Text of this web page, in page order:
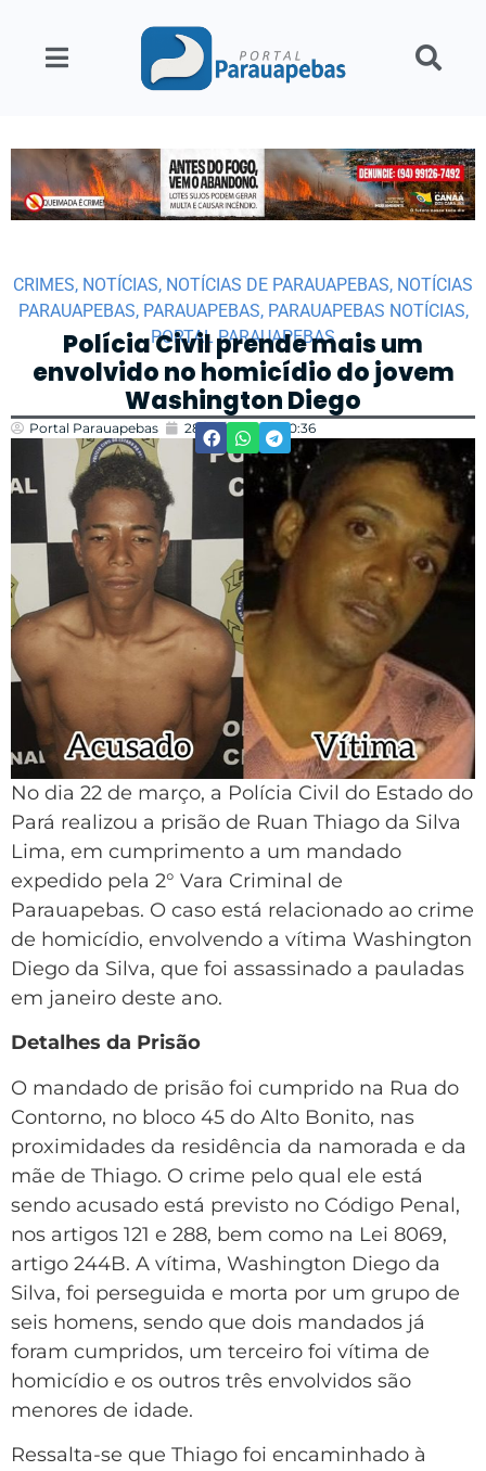
CRIMES, NOTÍCIAS, NOTÍCIAS DE PARAUAPEBAS, NOTÍCIAS
PARAUAPEBAS, PARAUAPEBAS, PARAUAPEBAS NOTÍCIAS,
PORTAL PARAUAPEBAS
Polícia Civil prende mais um
envolvido no homicídio do jovem
Washington Diego
Portal Parauapebas 28/03/2024 10:36
No dia 22 de março, a Polícia Civil do Estado do
Pará realizou a prisão de Ruan Thiago da Silva
Lima, em cumprimento a um mandado
expedido pela 2° Vara Criminal de
Parauapebas. O caso está relacionado ao crime
de homicídio, envolvendo a vítima Washington
Diego da Silva, que foi assassinado a pauladas
em janeiro deste ano.
Detalhes da Prisão
O mandado de prisão foi cumprido na Rua do
Contorno, no bloco 45 do Alto Bonito, nas
proximidades da residência da namorada e da
mãe de Thiago. O crime pelo qual ele está
sendo acusado está previsto no Código Penal,
nos artigos 121 e 288, bem como na Lei 8069,
artigo 244B. A vítima, Washington Diego da
Silva, foi perseguida e morta por um grupo de
seis homens, sendo que dois mandados já
foram cumpridos, um terceiro foi vítima de
homicídio e os outros três envolvidos são
menores de idade.
Ressalta-se que Thiago foi encaminhado à